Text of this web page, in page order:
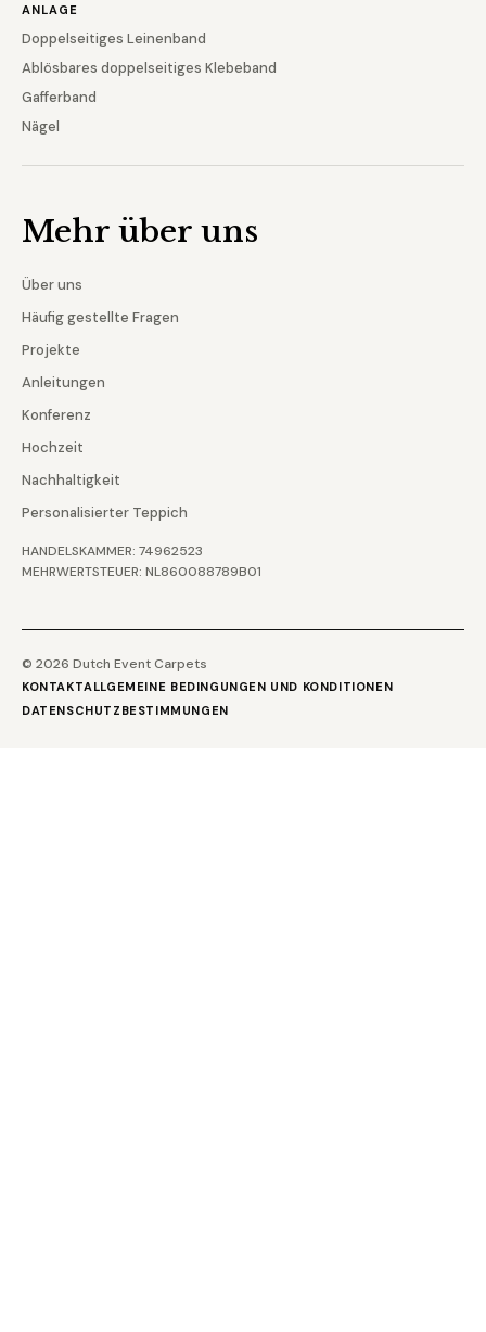
ANLAGE
Doppelseitiges Leinenband
Ablösbares doppelseitiges Klebeband
Gafferband
Nägel
Mehr über uns
Über uns
Häufig gestellte Fragen
Projekte
Anleitungen
Konferenz
Hochzeit
Nachhaltigkeit
Personalisierter Teppich
HANDELSKAMMER: 74962523
MEHRWERTSTEUER: NL860088789B01
© 2026 Dutch Event Carpets
KONTAKTALLGEMEINE BEDINGUNGEN UND KONDITIONEN
DATENSCHUTZBESTIMMUNGEN